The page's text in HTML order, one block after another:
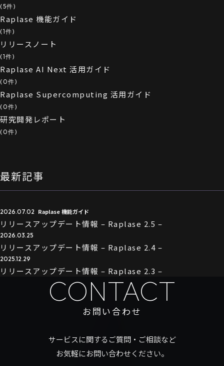
(5件)
Raplase 機能ガイド
(1件)
リリースノート
(1件)
Raplase AI Next 活用ガイド
(0件)
Raplase Supercomputing 活用ガイド
(0件)
研究開発レポート
(0件)
最新記事
2026.07.02 Raplase 機能ガイド
リリースアップデート情報 – Raplase 2.5 –
2026.03.25
リリースアップデート情報 – Raplase 2.4 –
2025.12.29
リリースアップデート情報 – Raplase 2.3 –
CONTACT
お問い合わせ
サービスに関するご質問・ご相談など
お気軽にお問い合わせください。